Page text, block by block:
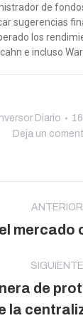
de
sugerencias
los
e incluso
Inversor Diario
Deja un
ANTERIOR
mercado
SIGUIENTE
de
la